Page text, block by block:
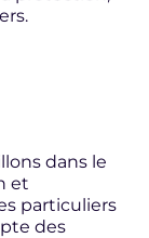
dans le
et
particuliers
des